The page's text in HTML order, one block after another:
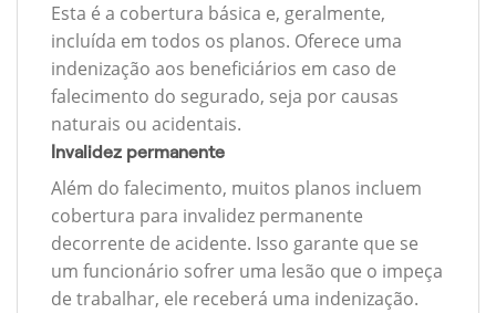
Esta é a cobertura básica e, geralmente,
incluída em todos os planos. Oferece uma
indenização aos beneficiários em caso de
falecimento do segurado, seja por causas
naturais ou acidentais.
Invalidez permanente
Além do falecimento, muitos planos incluem
cobertura para invalidez permanente
decorrente de acidente. Isso garante que se
um funcionário sofrer uma lesão que o impeça
de trabalhar, ele receberá uma indenização.